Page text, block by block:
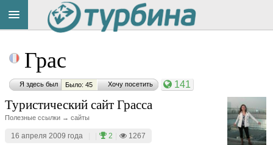
Грас
Я здесь был Было: 45 Хочу посетить 141
Туристический сайт Грасса
Полезные ссылки → сайты
16 апреля 2009 года 2 1267
на
сайте: